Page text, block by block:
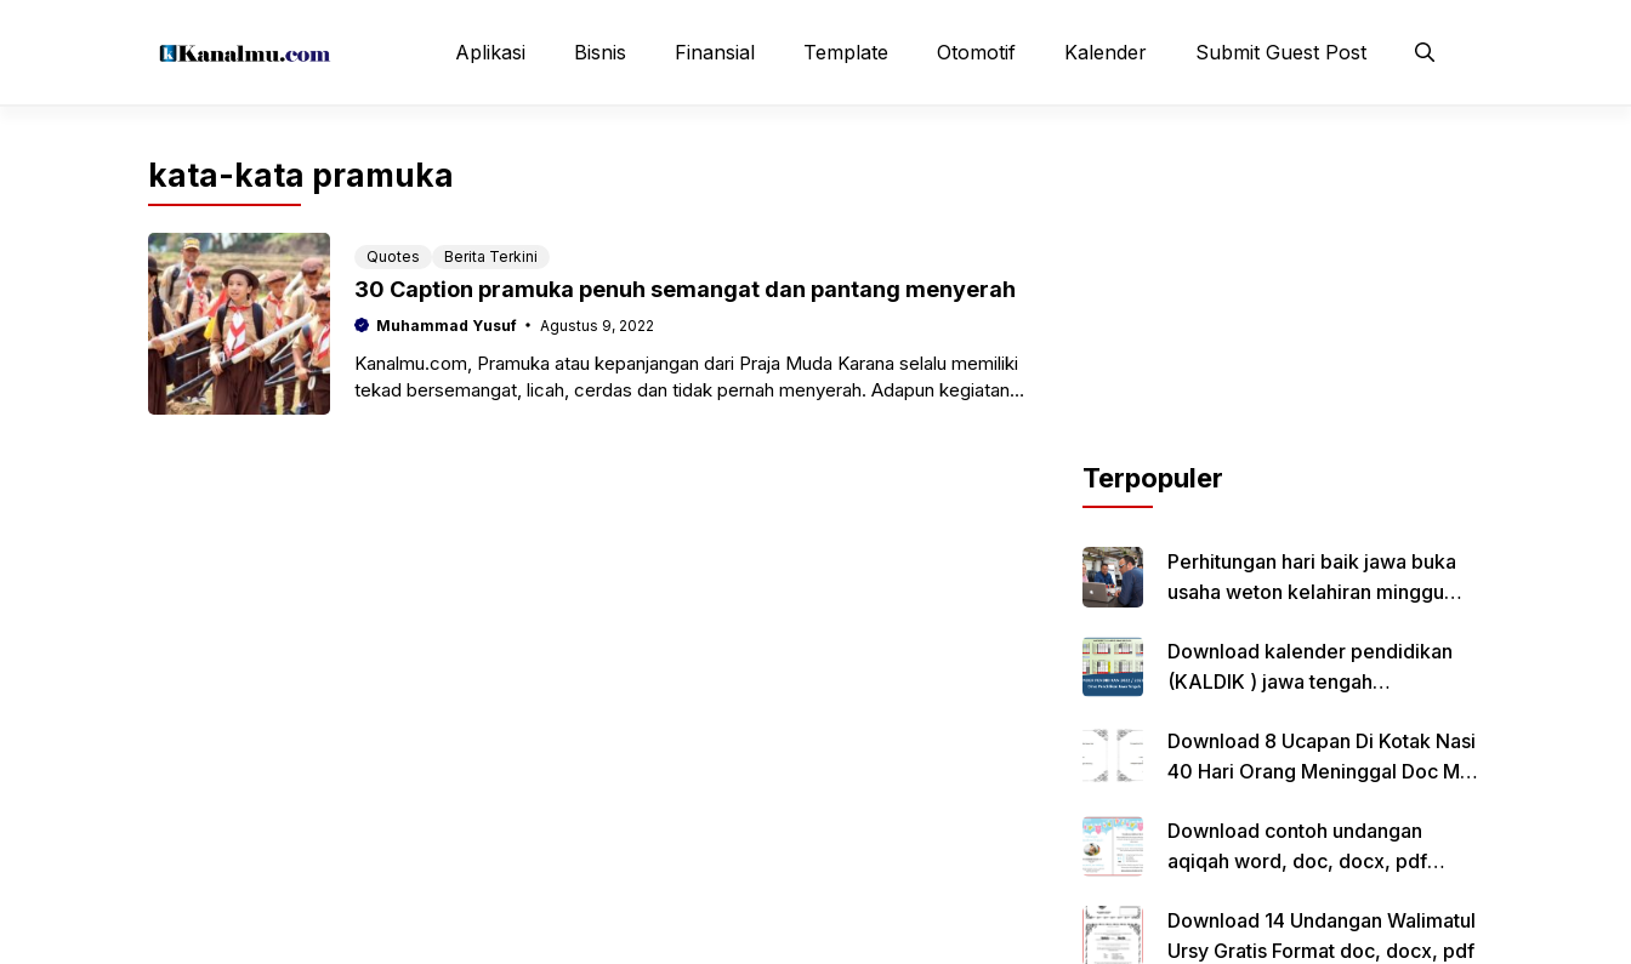
Aplikasi Bisnis Finansial Template Otomotif Kalender Submit Guest Post
kata-kata pramuka
Quotes Berita Terkini
30 Caption pramuka penuh semangat dan pantang menyerah
Muhammad Yusuf Agustus 9, 2022
Kanalmu.com, Pramuka atau kepanjangan dari Praja Muda Karana selalu memiliki
tekad bersemangat, licah, cerdas dan tidak pernah menyerah. Adapun kegiatan
Terpopuler
Perhitungan hari baik jawa buka
usaha weton kelahiran minggu
Download kalender pendidikan
(KALDIK ) jawa tengah
Download 8 Ucapan Di Kotak Nasi
40 Hari Orang Meninggal Doc Ms.
Download contoh undangan
aqiqah word, doc, docx, pdf
Download 14 Undangan Walimatul
Ursy Gratis Format doc, docx, pdf